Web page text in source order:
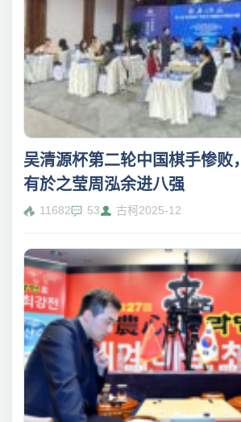
吴清源杯第二轮中国棋手惨败
有於之莹周泓余进八强
11682 53 古柯2025-12